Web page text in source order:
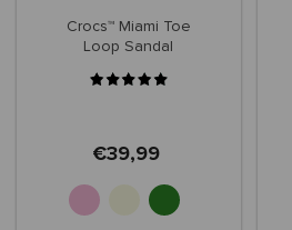
Crocs™ Miami Toe
Loop Sandal
€39,99